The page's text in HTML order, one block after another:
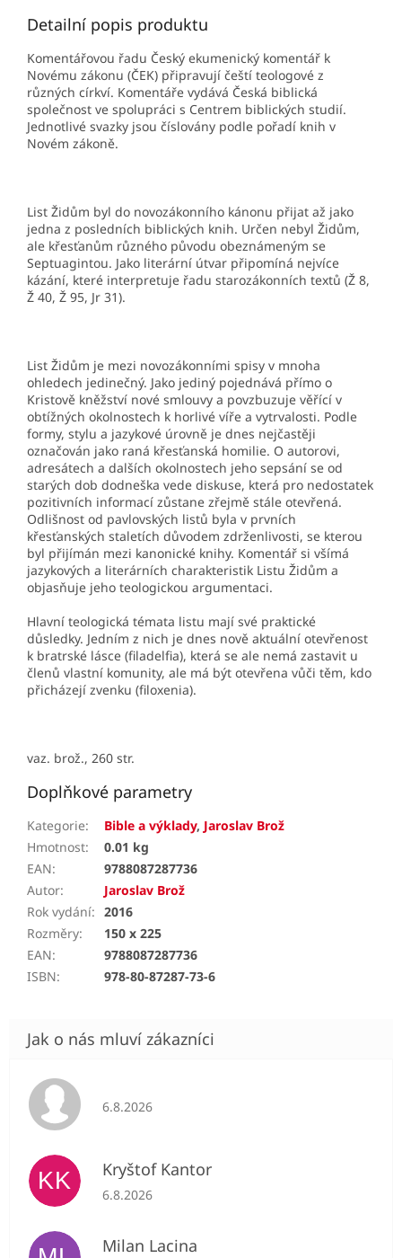
Detailní popis produktu
Komentářovou řadu Český ekumenický komentář k
Novému zákonu (ČEK) připravují čeští teologové z
různých církví. Komentáře vydává Česká biblická
společnost ve spolupráci s Centrem biblických studií.
Jednotlivé svazky jsou číslovány podle pořadí knih v
Novém zákoně.
List Židům byl do novozákonního kánonu přijat až jako
jedna z posledních biblických knih. Určen nebyl Židům,
ale křesťanům různého původu obeznámeným se
Septuagintou. Jako literární útvar připomíná nejvíce
kázání, které interpretuje řadu starozákonních textů (Ž 8,
Ž 40, Ž 95, Jr 31).
List Židům je mezi novozákonními spisy v mnoha
ohledech jedinečný. Jako jediný pojednává přímo o
Kristově kněžství nové smlouvy a povzbuzuje věřící v
obtížných okolnostech k horlivé víře a vytrvalosti. Podle
formy, stylu a jazykové úrovně je dnes nejčastěji
označován jako raná křesťanská homilie. O autorovi,
adresátech a dalších okolnostech jeho sepsání se od
starých dob dodneška vede diskuse, která pro nedostatek
pozitivních informací zůstane zřejmě stále otevřená.
Odlišnost od pavlovských listů byla v prvních
křesťanských staletích důvodem zdrženlivosti, se kterou
byl přijímán mezi kanonické knihy. Komentář si všímá
jazykových a literárních charakteristik Listu Židům a
objasňuje jeho teologickou argumentaci.
Hlavní teologická témata listu mají své praktické
důsledky. Jedním z nich je dnes nově aktuální otevřenost
k bratrské lásce (filadelfia), která se ale nemá zastavit u
členů vlastní komunity, ale má být otevřena vůči těm, kdo
přicházejí zvenku (filoxenia).
vaz. brož., 260 str.
Doplňkové parametry
Kategorie: Bible a výklady, Jaroslav Brož
Hmotnost:
0.01 kg
EAN:
9788087287736
Autor:
Jaroslav Brož
Rok vydání: 2016
Rozměry:
150 x 225
EAN:
9788087287736
ISBN: 978-80-87287-73-6
Hodnocení obchodu je 5 z 5 hvězdiček.
6.8.2026
KK Kryštof Kantor
Hodnocení obchodu je 5 z 5 hvězdiček.
6.8.2026
Milan Lacina